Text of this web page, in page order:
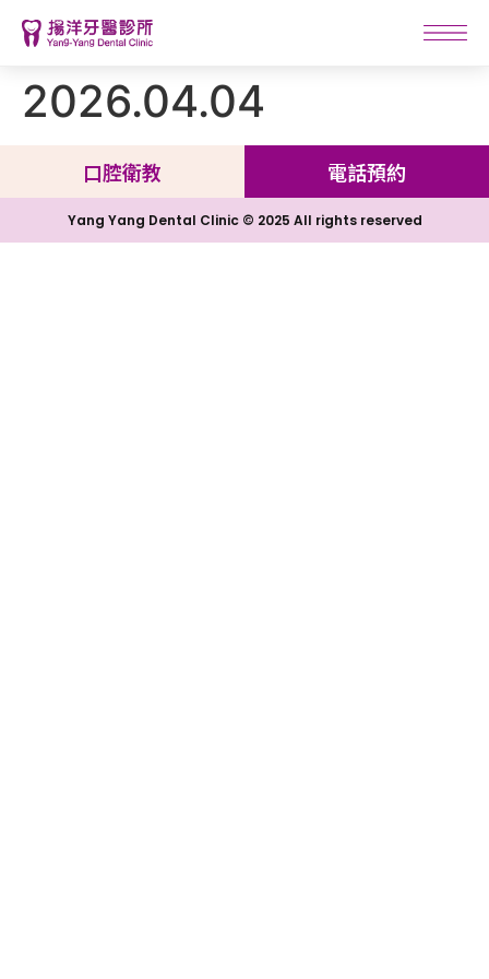
2026.04.04
口腔衛教 電話預約
Yang Yang Dental Clinic © 2025 All rights reserved